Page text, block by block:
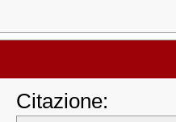
Citazione: